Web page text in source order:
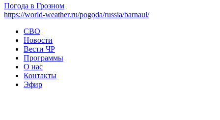
Погода в Грозном
https://world-weather.ru/pogoda/russia/barnaul/
СВО
Новости
Вести ЧР
Программы
О нас
Контакты
Эфир